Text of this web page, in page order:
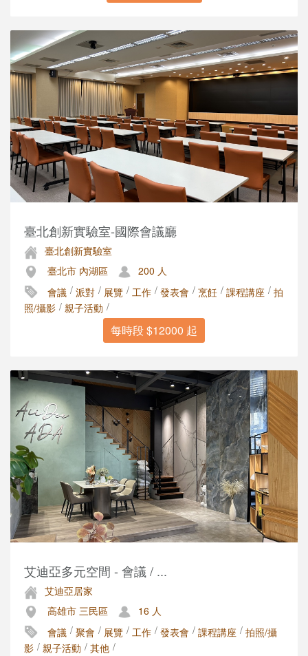
臺北創新實驗室-國際會議廳
臺北創新實驗室
臺北市 內湖區
200 人
會議 / 派對 / 展覽 / 工作 / 發表會 / 烹飪 / 課程講座 / 拍
照/攝影 / 親子活動 /
每時段 $12000 起
艾迪亞多元空間 - 會議 / ...
艾迪亞居家
高雄市 三民區
16 人
會議 / 聚會 / 展覽 / 工作 / 發表會 / 課程講座 / 拍照/攝
影 / 親子活動 / 其他 /